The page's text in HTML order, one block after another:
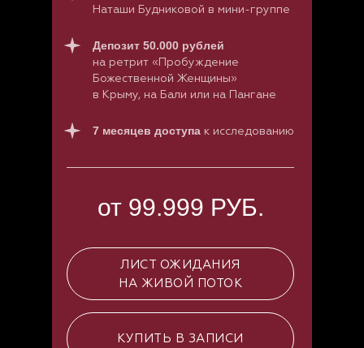
Наташи Будниковой в мини-группе
7 месяцев доступа к исследованию
Депозит 50.000 рублей
на ретрит «Пробуждение
Божественной Женщины»
в Крыму, на Бали или на Пангане
от 99.999 РУБ.
ЛИСТ ОЖИДАНИЯ
НА ЖИВОЙ ПОТОК
КУПИТЬ В ЗАПИСИ